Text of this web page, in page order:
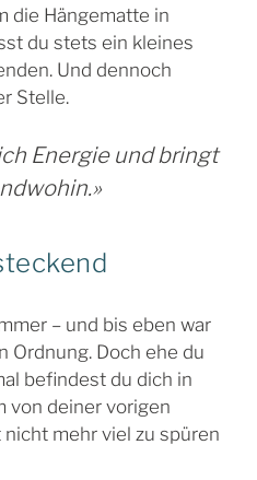
die Hängematte in
du stets ein kleines
Und dennoch
Stelle.
Energie und bringt
– und bis eben war
Ordnung. Doch ehe du
befindest du dich in
von deiner vorigen
mehr viel zu spüren